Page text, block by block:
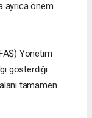
ayrıca önem
Yönetim
gösterdiği
tamamen